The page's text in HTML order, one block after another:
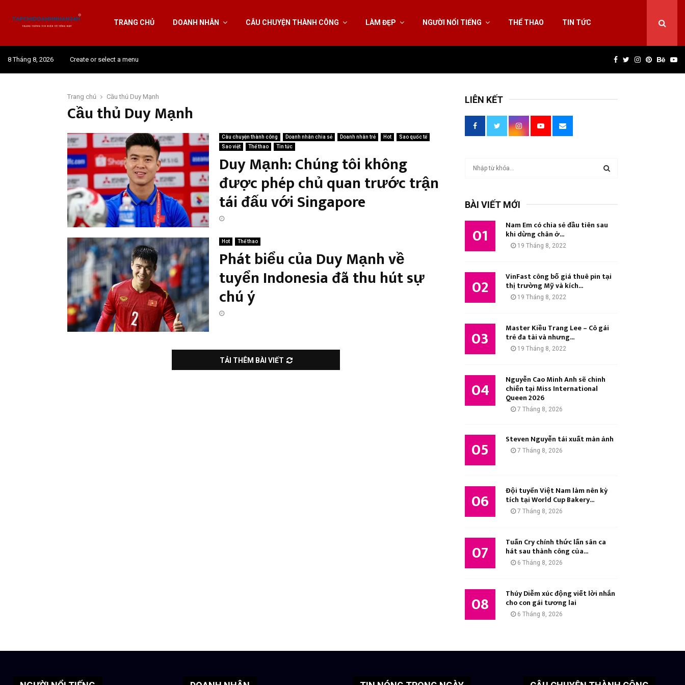
TRANG CHỦ DOANH NHÂN CÂU CHUYỆN THÀNH CÔNG LÀM ĐẸP NGƯỜI NỔI TIẾNG THỂ THAO TIN TỨC
8 Tháng 8, 2026 Create or select a menu Facebook
Twitter
Instagram
Pinterest
Trang chủ Cầu thủ Duy Mạnh
Cầu thủ Duy Mạnh
Câu chuyện thành công Doanh nhân chia sẻ Doanh nhân trẻ Hot
Sao quốc tế
Sao việt
Thể thao Tin tức
Duy Mạnh: Chúng tôi không
được phép chủ quan trước trận
tái đấu với Singapore
Hot Thể thao
Phát biểu của Duy Mạnh về
tuyển Indonesia đã thu hút sự
chú ý
TẢI THÊM BÀI VIẾT
LIÊN KẾT
M
BÀI VIẾT MỚI
01 Nam Em có chia sẻ đầu tiên sau
khi dừng chân ở...
19 Tháng 8, 2022
02 VinFast công bố giá thuê pin tại
thị trường Mỹ và kích...
19 Tháng 8, 2022
03 Master Kiều Trang Lee – Cô gái
trẻ đa tài và nhưng...
19 Tháng 8, 2022
04 Nguyễn Cao Minh Anh sẽ chinh
chiến tại Miss International
Queen 2026
7 Tháng 8, 2026
05 Steven Nguyễn tái xuất màn ảnh
7 Tháng 8, 2026
06 Đội tuyển Việt Nam làm nên kỳ
tích tại World Cup Bakery...
7 Tháng 8, 2026
07 Tuấn Cry chính thức lấn sân ca
hát sau thành công của...
6 Tháng 8, 2026
08 Thúy Diễm xúc động viết lời nhắn
cho con gái tương lai
6 Tháng 8, 2026